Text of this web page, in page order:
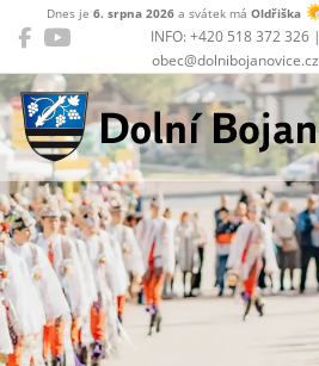
INFO: +420 518 372 326 |
obec@dolnibojanovice.cz
Dnes je 6. srpna 2026a svátek má Oldřiška
Dolní Bojanovice